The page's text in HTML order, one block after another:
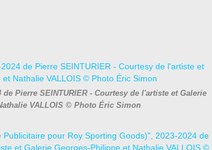
Pierre SEINTURIER - Courtesy de l'artiste et Galerie
VALLOIS © Photo Éric Simon